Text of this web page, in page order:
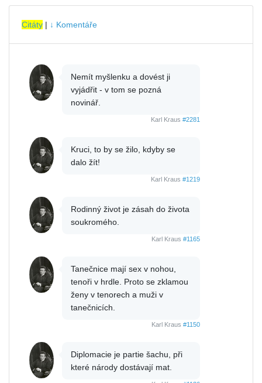
Citáty | ↓ Komentáře
Nemít myšlenku a dovést ji
vyjádřit - v tom se pozná
novinář.
Karl Kraus #2281
Kruci, to by se žilo, kdyby se
dalo žít!
Karl Kraus #1219
Rodinný život je zásah do života
soukromého.
Karl Kraus #1165
Tanečnice mají sex v nohou,
tenoři v hrdle. Proto se zklamou
ženy v tenorech a muži v
tanečnicích.
Karl Kraus #1150
Diplomacie je partie šachu, při
které národy dostávají mat.